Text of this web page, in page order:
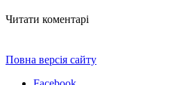
Читати коментарі
Повна версія сайту